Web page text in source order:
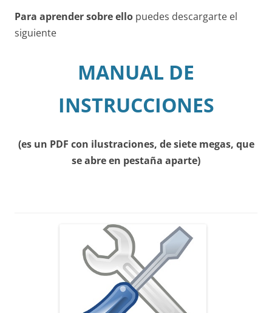
Para aprender sobre ello puedes descargarte el
siguiente
MANUAL DE
INSTRUCCIONES
(es un PDF con ilustraciones, de siete megas, que
se abre en pestaña aparte)